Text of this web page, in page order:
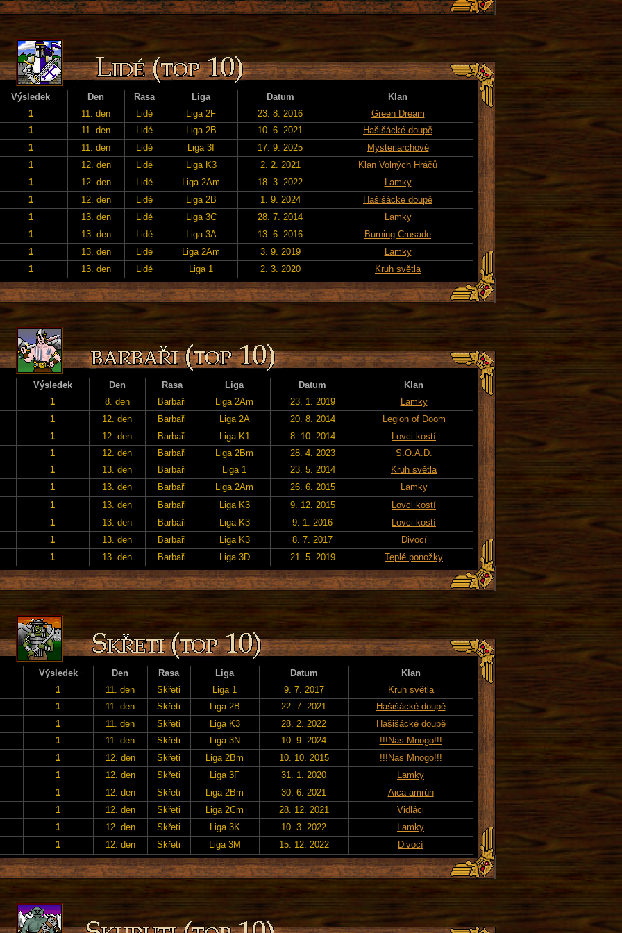
Výsledek Den Rasa Liga Datum
Klan
1
11. den Lidé Liga 2F 23. 8. 2016
Green Dream
1
11. den Lidé Liga 2B 10. 6. 2021
Hašišácké doupě
1
11. den Lidé Liga 3I 17. 9. 2025
Mysteriarchové
1
12. den Lidé Liga K3 2. 2. 2021
Klan Volných Hráčů
1
12. den Lidé Liga 2Am 18. 3. 2022
Lamky
1
12. den Lidé Liga 2B 1. 9. 2024
Hašišácké doupě
1
13. den Lidé Liga 3C 28. 7. 2014
Lamky
1
13. den Lidé Liga 3A 13. 6. 2016
Burning Crusade
1
13. den Lidé Liga 2Am 3. 9. 2019
Lamky
1
13. den Lidé Liga 1 2. 3. 2020 Kruh světla
Výsledek Den Rasa Liga Datum
Klan
1
8. den Barbaři Liga 2Am 23. 1. 2019
Lamky
1
12. den Barbaři Liga 2A 20. 8. 2014
Legion of Doom
1
12. den Barbaři Liga K1 8. 10. 2014
Lovci kostí
1
12. den Barbaři Liga 2Bm 28. 4. 2023
S.O.A.D.
1
13. den Barbaři Liga 1 23. 5. 2014
Kruh světla
1
13. den Barbaři Liga 2Am 26. 6. 2015
Lamky
1
13. den Barbaři Liga K3 9. 12. 2015
Lovci kostí
1
13. den Barbaři Liga K3 9. 1. 2016
Lovci kostí
1
13. den Barbaři Liga K3 8. 7. 2017
Divocí
1
13. den Barbaři Liga 3D 21. 5. 2019 Teplé ponožky
Výsledek Den Rasa Liga Datum
Klan
1
11. den Skřeti Liga 1 9. 7. 2017
Kruh světla
1
11. den Skřeti Liga 2B 22. 7. 2021
Hašišácké doupě
1
11. den Skřeti Liga K3 28. 2. 2022
Hašišácké doupě
1
11. den Skřeti Liga 3N 10. 9. 2024
!!!Nas Mnogo!!!
1
12. den Skřeti Liga 2Bm 10. 10. 2015
!!!Nas Mnogo!!!
1
12. den Skřeti Liga 3F 31. 1. 2020
Lamky
1
12. den Skřeti Liga 2Bm 30. 6. 2021
Aica amrún
1
12. den Skřeti Liga 2Cm 28. 12. 2021
Vidláci
1
12. den Skřeti Liga 3K 10. 3. 2022
Lamky
1
12. den Skřeti Liga 3M 15. 12. 2022 Divocí